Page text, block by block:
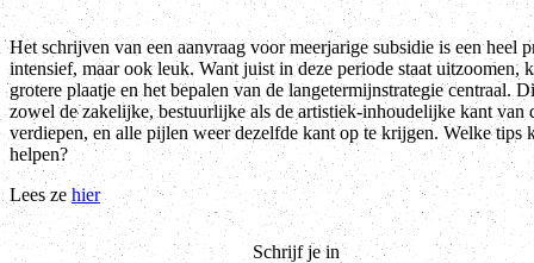
Het schrijven van een aanvraag voor meerjarige subsidie is een heel
intensief, maar ook leuk. Want juist in deze periode staat uitzoomen,
grotere plaatje en het bepalen van de langetermijnstrategie centraal.
zowel de zakelijke, bestuurlijke als de artistiek-inhoudelijke kant van
verdiepen, en alle pijlen weer dezelfde kant op te krijgen. Welke tips
helpen?
Lees ze hier
Schrijf je in